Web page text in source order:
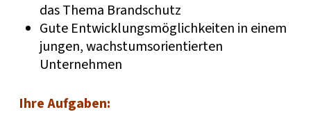
das Thema Brandschutz
Gute Entwicklungsmöglichkeiten in einem
jungen, wachstumsorientierten
Unternehmen
Ihre Aufgaben: